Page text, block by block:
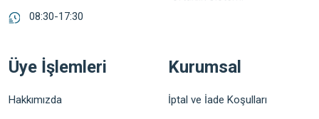
08:30-17:30
Üye İşlemleri
Hakkımızda
Kurumsal
İptal ve İade Koşulları